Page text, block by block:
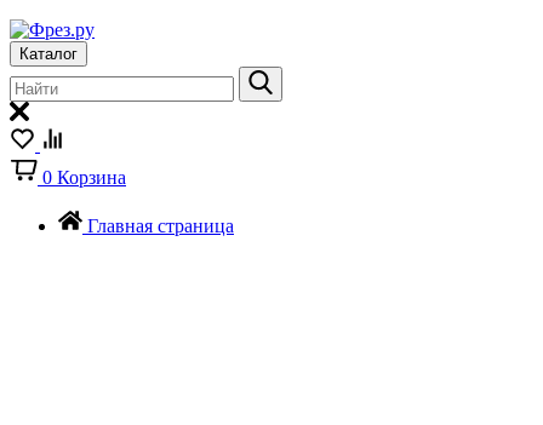
Каталог
0 Корзина
Главная страница